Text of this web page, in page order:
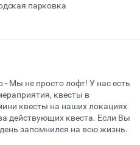
парковка
Мы не просто лофт! У нас есть
квесты в
квесты на наших локациях
действующих квеста. Если Вы
запомнился на всю жизнь.